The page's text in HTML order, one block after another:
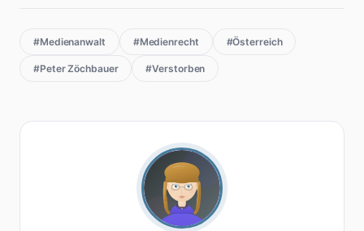
#Medienanwalt #Medienrecht #Österreich
#Peter Zöchbauer #Verstorben